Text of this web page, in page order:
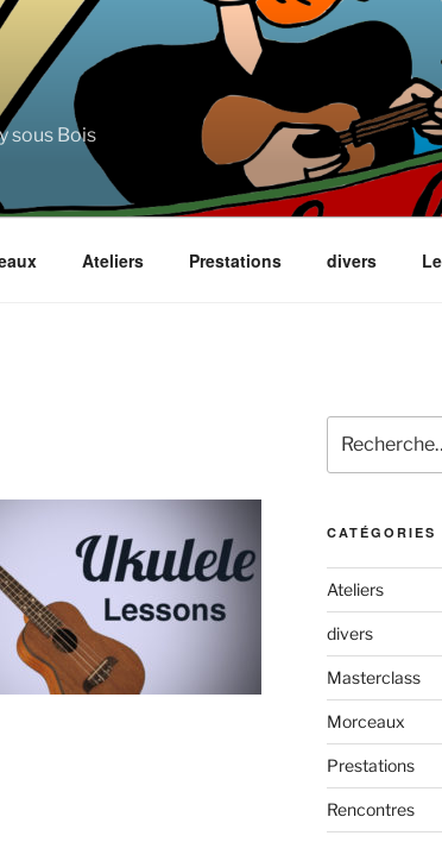
sous Bois
Ateliers Prestations divers
pour
:
CATÉGORIES
Ateliers
divers
Masterclass
Morceaux
Prestations
Rencontres